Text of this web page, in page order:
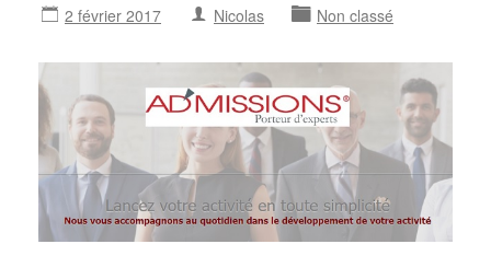
2 février 2017 Nicolas Non classé